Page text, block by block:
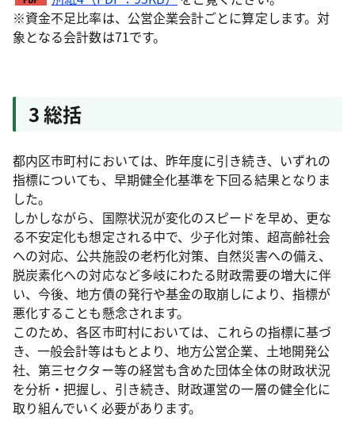
※資金不足比率は、公営企業会計ごとに算定します。対
象となる会計数は71です。
3 総括
都内区市町村においては、昨年度に引き続き、いずれの
指標についても、早期健全化基準を下回る結果となりま
した。
しかしながら、国際状況が変化のスピードを早め、更な
る不安定化も想定される中で、少子化対策、超高齢社会
への対応、公共施設の老朽化対策、自然災害への備え、
脱炭素化への対応など多岐にわたる財政需要の増大に伴
い、今後、地方債の発行や基金の取崩しにより、指標が
悪化することも懸念されます。
このため、各区市町村においては、これらの指標に基づ
き、一般会計等はもとより、地方公営企業、土地開発公
社、第三セクター等の経営も含めた団体全体の財政状況
を分析・把握し、引き続き、財政運営の一層の健全化に
取り組んでいく必要があります。